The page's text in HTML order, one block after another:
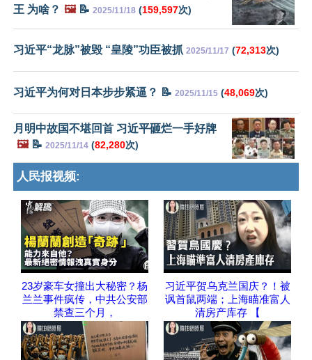
王 为啥？ 🖼️📝 2025/11/18 (159,597次)
习近平“龙脉”被毁 “皇陵”功臣被抓 2025/11/17 (72,313次)
习近平为何对日本步步紧逼？ 📝 2025/11/15 (48,069次)
月明中故国不堪回首 习近平砸烂一手好牌
🖼️📝 2025/11/14 (82,280次)
人民报视频:
23岁豪车女撞出大秘密？杨
兰兰事件疯传，中共公安部
禁查三个月，
习近平贺乌克兰国庆？！被
讽首鼠两端；上海瞄准富人
清房产库存 【